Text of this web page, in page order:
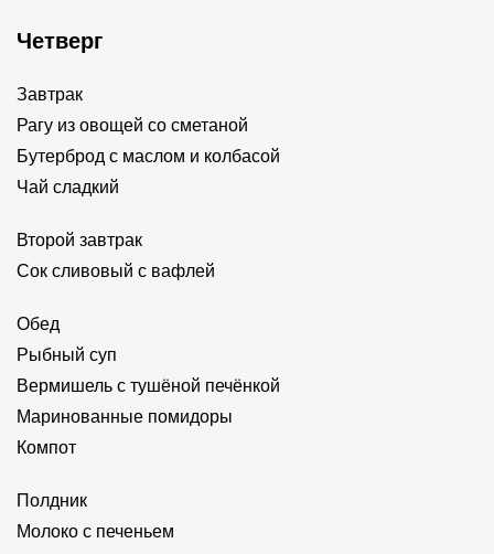
Четверг
Завтрак
Рагу из овощей со сметаной
Бутерброд с маслом и колбасой
Чай сладкий
Второй завтрак
Сок сливовый с вафлей
Обед
Рыбный суп
Вермишель с тушёной печёнкой
Маринованные помидоры
Компот
Полдник
Молоко с печеньем